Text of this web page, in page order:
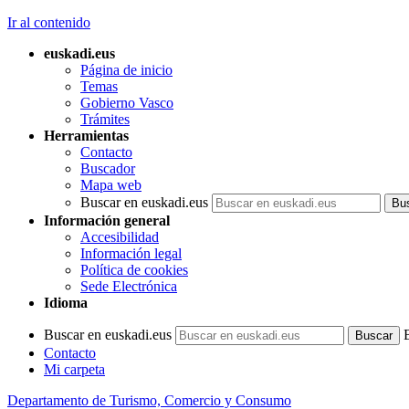
Ir al contenido
euskadi.eus
Página de inicio
Temas
Gobierno Vasco
Trámites
Herramientas
Contacto
Buscador
Mapa web
Buscar en euskadi.eus
Información general
Accesibilidad
Información legal
Política de cookies
Sede Electrónica
Idioma
Buscar en euskadi.eus
Contacto
Mi carpeta
Departamento de Turismo, Comercio y Consumo